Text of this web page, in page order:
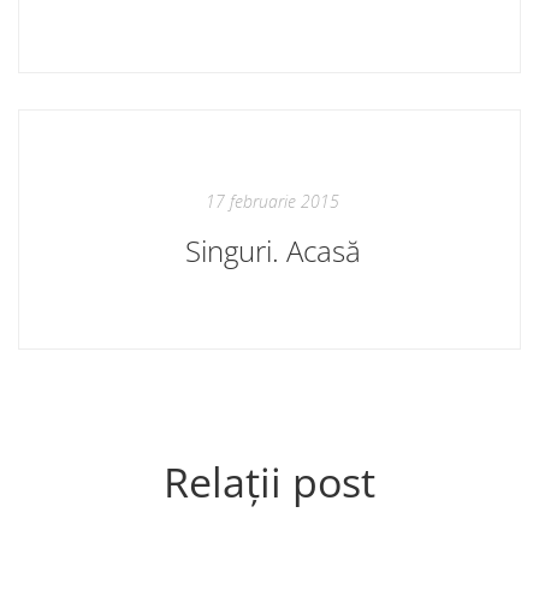
17 februarie 2015
Singuri. Acasă
Relații post